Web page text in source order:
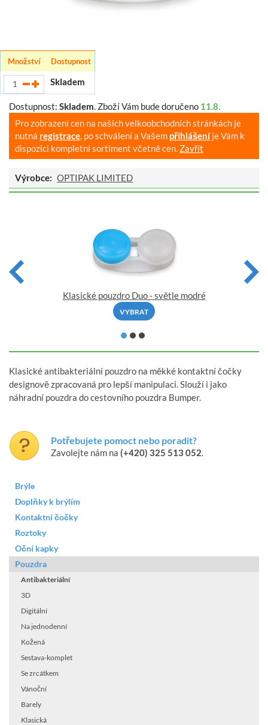
Množství Dostupnost
Skladem
Dostupnost: Skladem. Zboží Vám bude doručeno 11.8.
Pro zobrazení cen na našich velkoobchodních stránkách je
nutná registrace, po schválení a Vašem přihlášeníje Vám k
dispozici kompletní sortiment včetně cen. Zavřít
Výrobce: OPTIPAK LIMITED
Klasické pouzdro Duo - světle modré
VYBRAT
Klasické antibakteriální pouzdro na měkké kontaktní čočky
designově zpracovaná pro lepší manipulaci. Slouží i jako
náhradní pouzdra do cestovního pouzdra Bumper.
Potřebujete pomoct nebo poradit?
Zavolejte nám na (+420) 325 513 052.
Brýle
Doplňky k brýlím
Kontaktní čočky
Roztoky
Oční kapky
Pouzdra
Antibakteriální
3D
Digitální
Na jednodenní
Kožená
Sestava-komplet
Se zrcátkem
Vánoční
Barely
Klasická